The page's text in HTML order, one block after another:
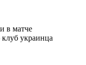
в матче
украинца